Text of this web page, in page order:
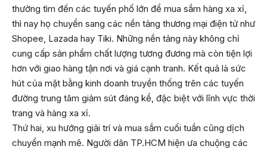
thường tìm đến các tuyến phố lớn để mua sắm hàng xa xỉ,
thì nay họ chuyển sang các nền tảng thương mại điện tử như
Shopee, Lazada hay Tiki. Những nền tảng này không chỉ
cung cấp sản phẩm chất lượng tương đương mà còn tiện lợi
hơn với giao hàng tận nơi và giá cạnh tranh. Kết quả là sức
hút của mặt bằng kinh doanh truyền thống trên các tuyến
đường trung tâm giảm sút đáng kể, đặc biệt với lĩnh vực thời
trang và hàng xa xỉ.
Thứ hai, xu hướng giải trí và mua sắm cuối tuần cũng dịch
chuyển mạnh mẽ. Người dân TP.HCM hiện ưa chuộng các